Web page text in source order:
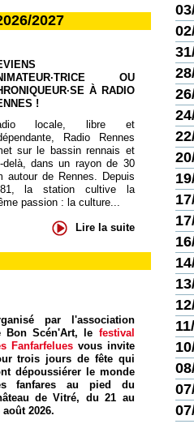
2027
OU
À RADIO
!
locale, libre et
Radio Rennes
sur le bassin rennais et
delà, dans un rayon de 30
autour de Rennes. Depuis
la station cultive la
passion : la culture...
Lire la suite
par l'association
Bon Scén'Art, le festival
Fanfarfelues vous invite
trois jours de fête qui
dépoussiérer le monde
fanfares au pied du
de Vitré, du 21 au
août 2026.